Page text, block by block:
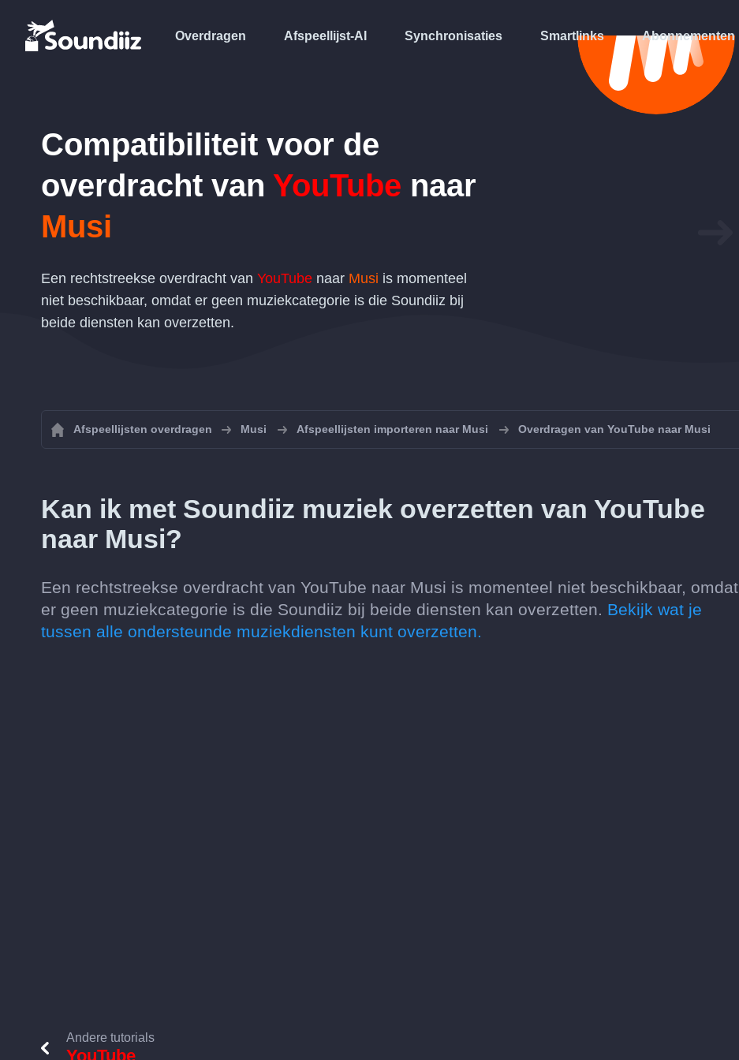
Overdragen Afspeellijst-AI Synchronisaties Smartlinks Abonnementen
Compatibiliteit voor de
overdracht van YouTube naar
Musi
Een rechtstreekse overdracht van YouTube naar Musi is momenteel
niet beschikbaar, omdat er geen muziekcategorie is die Soundiiz bij
beide diensten kan overzetten.
Afspeellijsten overdragen Musi Afspeellijsten importeren naar Musi Overdragen van YouTube naar Musi
Kan ik met Soundiiz muziek overzetten van YouTube
naar Musi?
Een rechtstreekse overdracht van YouTube naar Musi is momenteel niet beschikbaar, omdat
er geen muziekcategorie is die Soundiiz bij beide diensten kan overzetten. Bekijk wat je
tussen alle ondersteunde muziekdiensten kunt overzetten.
Andere tutorials
YouTube